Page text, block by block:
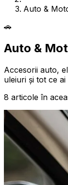
Auto &
🚗
Auto &
Accesorii auto,
uleiuri și tot ce
8 articole în